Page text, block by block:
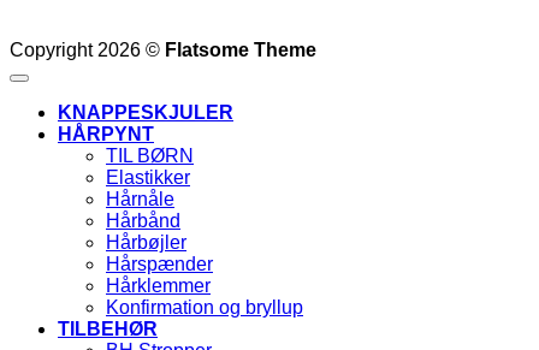
Copyright 2026 © Flatsome Theme
KNAPPESKJULER
HÅRPYNT
TIL BØRN
Elastikker
Hårnåle
Hårbånd
Hårbøjler
Hårspænder
Hårklemmer
Konfirmation og bryllup
TILBEHØR